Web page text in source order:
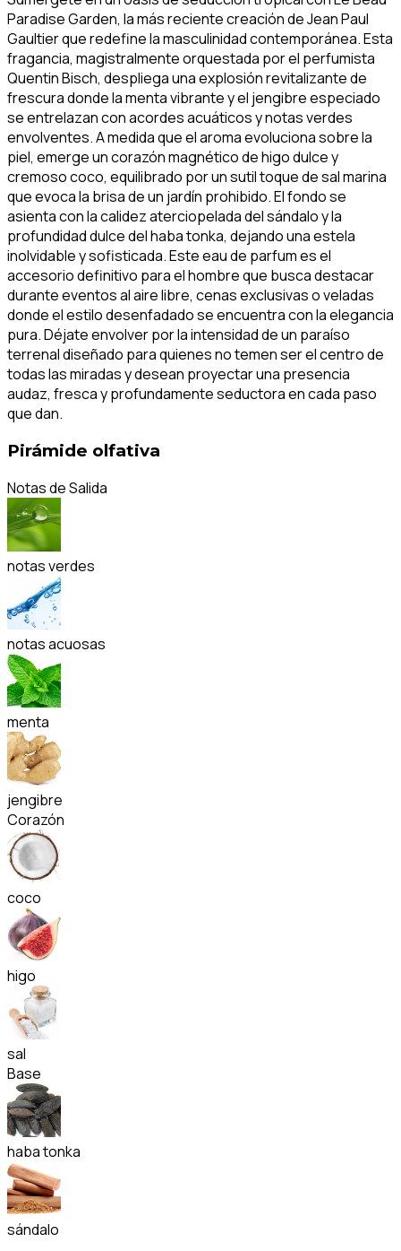
Paradise Garden, la más reciente creación de Jean Paul
Gaultier que redefine la masculinidad contemporánea. Esta
fragancia, magistralmente orquestada por el perfumista
Quentin Bisch, despliega una explosión revitalizante de
frescura donde la menta vibrante y el jengibre especiado
se entrelazan con acordes acuáticos y notas verdes
envolventes. A medida que el aroma evoluciona sobre la
piel, emerge un corazón magnético de higo dulce y
cremoso coco, equilibrado por un sutil toque de sal marina
que evoca la brisa de un jardín prohibido. El fondo se
asienta con la calidez aterciopelada del sándalo y la
profundidad dulce del haba tonka, dejando una estela
inolvidable y sofisticada. Este eau de parfum es el
accesorio definitivo para el hombre que busca destacar
durante eventos al aire libre, cenas exclusivas o veladas
donde el estilo desenfadado se encuentra con la elegancia
pura. Déjate envolver por la intensidad de un paraíso
terrenal diseñado para quienes no temen ser el centro de
todas las miradas y desean proyectar una presencia
audaz, fresca y profundamente seductora en cada paso
que dan.
Pirámide olfativa
Notas de Salida
notas verdes
notas acuosas
menta
jengibre
Corazón
coco
higo
sal
Base
haba tonka
sándalo